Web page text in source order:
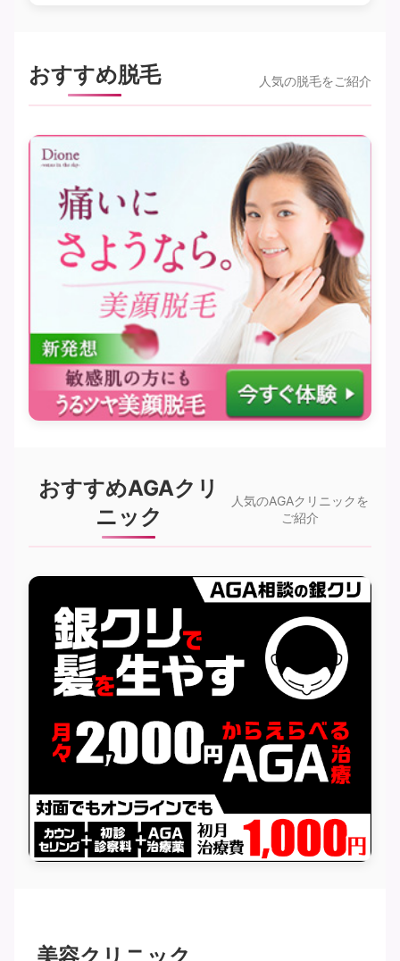
おすすめ脱毛 人気の脱毛をご紹介
おすすめAGAクリ
ニック
人気のAGAクリニックを
ご紹介